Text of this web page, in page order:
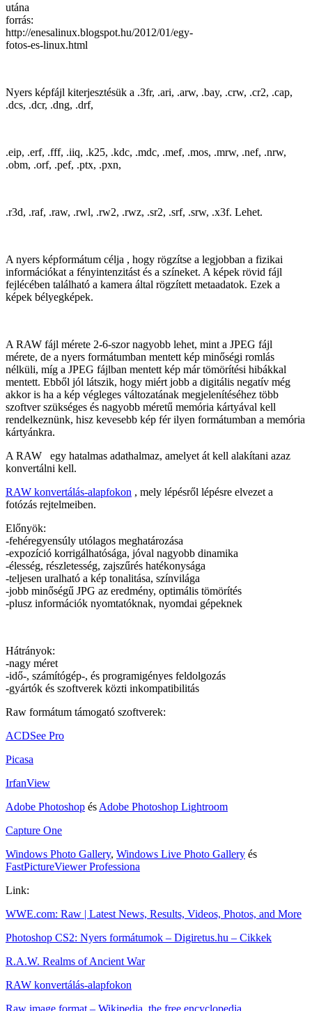
utána
forrás:
http://enesalinux.blogspot.hu/2012/01/egy-
fotos-es-linux.html
Nyers képfájl kiterjesztésük a .3fr, .ari, .arw, .bay, .crw, .cr2, .cap,
.dcs, .dcr, .dng, .drf,
.eip, .erf, .fff, .iiq, .k25, .kdc, .mdc, .mef, .mos, .mrw, .nef, .nrw,
.obm, .orf, .pef, .ptx, .pxn,
.r3d, .raf, .raw, .rwl, .rw2, .rwz, .sr2, .srf, .srw, .x3f. Lehet.
A nyers képformátum célja , hogy rögzítse a legjobban a fizikai
információkat a fényintenzitást és a színeket. A képek rövid fájl
fejlécében található a kamera által rögzített metaadatok. Ezek a
képek bélyegképek.
A RAW fájl mérete 2-6-szor nagyobb lehet, mint a JPEG fájl
mérete, de a nyers formátumban mentett kép minőségi romlás
nélküli, míg a JPEG fájlban mentett kép már tömörítési hibákkal
mentett. Ebből jól látszik, hogy miért jobb a digitális negatív még
akkor is ha a kép végleges változatának megjelenítéséhez több
szoftver szükséges és nagyobb méretű memória kártyával kell
rendelkeznünk, hisz kevesebb kép fér ilyen formátumban a memória
kártyánkra.
A RAW egy hatalmas adathalmaz, amelyet át kell alakítani azaz
konvertálni kell.
RAW konvertálás-alapfokon , mely lépésről lépésre elvezet a
fotózás rejtelmeiben.
Előnyök:
-fehéregyensúly utólagos meghatározása
-expozíció korrigálhatósága, jóval nagyobb dinamika
-élesség, részletesség, zajszűrés hatékonysága
-teljesen uralható a kép tonalitása, színvilága
-jobb minőségű JPG az eredmény, optimális tömörítés
-plusz információk nyomtatóknak, nyomdai gépeknek
Hátrányok:
-nagy méret
-idő-, számítógép-, és programigényes feldolgozás
-gyártók és szoftverek közti inkompatibilitás
Raw formátum támogató szoftverek:
ACDSee Pro
Picasa
IrfanView
Adobe Photoshop és Adobe Photoshop Lightroom
Capture One
Windows Photo Gallery, Windows Live Photo Gallery és
FastPictureViewer Professiona
Link:
WWE.com: Raw | Latest News, Results, Videos, Photos, and More
Photoshop CS2: Nyers formátumok – Digiretus.hu – Cikkek
R.A.W. Realms of Ancient War
RAW konvertálás-alapfokon
Raw image format – Wikipedia, the free encyclopedia